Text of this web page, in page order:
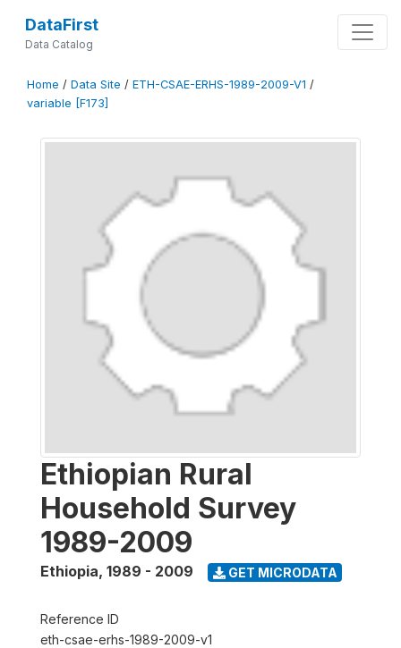
DataFirst
Data Catalog
Home / Data Site / ETH-CSAE-ERHS-1989-2009-V1 /
variable [F173]
Ethiopian Rural
Household Survey
1989-2009
Ethiopia, 1989 - 2009 GET MICRODATA
Reference ID
eth-csae-erhs-1989-2009-v1